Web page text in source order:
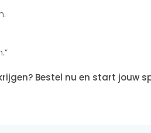
Bestel nu en start jouw